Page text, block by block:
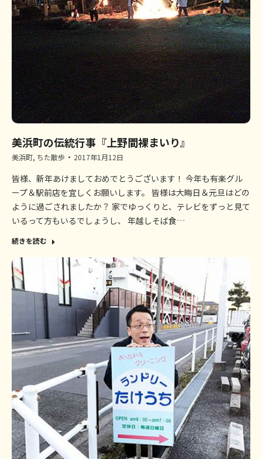
美浜町の伝統行事『上野間裸まいり』
美浜町, ちた散歩 2017年1月12日
皆様、新年あけましておめでとうございます！ 今年も有楽グル
ープ＆駅前店を宜しくお願いします。 皆様は大晦日＆元旦はどの
ように過ごされましたか？ 家でゆっくりと、テレビをずっと見て
いるって方もいるでしょうし、 年越しそば食…
続きを読む